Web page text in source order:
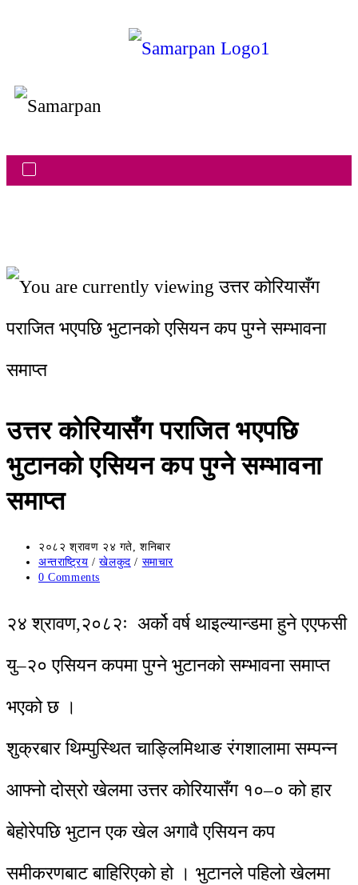
उत्तर कोरियासँग पराजित भएपछि
भुटानको एसियन कप पुग्ने सम्भावना
समाप्त
२०८२ श्रावण २४ गते, शनिबार
अन्तराष्ट्रिय / खेलकुद / समाचार
0 Comments
२४ श्रावण,२०८२ः अर्को वर्ष थाइल्यान्डमा हुने एएफसी
यु–२० एसियन कपमा पुग्ने भुटानको सम्भावना समाप्त
भएको छ ।
शुक्रबार थिम्पुस्थित चाङ्लिमिथाङ रंगशालामा सम्पन्न
आफ्नो दोस्रो खेलमा उत्तर कोरियासँग १०–० को हार
बेहोरेपछि भुटान एक खेल अगावै एसियन कप
समीकरणबाट बाहिरिएको हो । भुटानले पहिलो खेलमा